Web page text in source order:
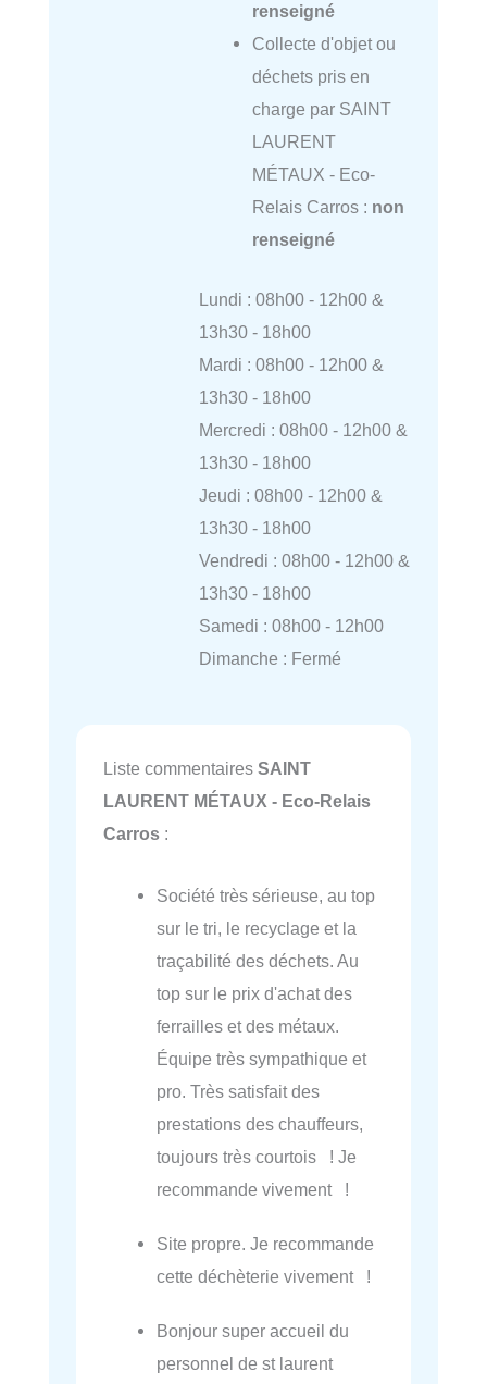
renseigné
Collecte d'objet ou
déchets pris en
charge par SAINT
LAURENT
MÉTAUX - Eco-
Relais Carros : non
renseigné
Lundi : 08h00 - 12h00 &
13h30 - 18h00
Mardi : 08h00 - 12h00 &
13h30 - 18h00
Mercredi : 08h00 - 12h00 &
13h30 - 18h00
Jeudi : 08h00 - 12h00 &
13h30 - 18h00
Vendredi : 08h00 - 12h00 &
13h30 - 18h00
Samedi : 08h00 - 12h00
Dimanche : Fermé
Liste commentaires SAINT
LAURENT MÉTAUX - Eco-Relais
Carros :
Société très sérieuse, au top
sur le tri, le recyclage et la
traçabilité des déchets. Au
top sur le prix d'achat des
ferrailles et des métaux.
Équipe très sympathique et
pro. Très satisfait des
prestations des chauffeurs,
toujours très courtois ! Je
recommande vivement !
Site propre. Je recommande
cette déchèterie vivement !
Bonjour super accueil du
personnel de st laurent